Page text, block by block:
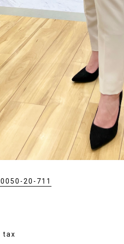
20-711
tax